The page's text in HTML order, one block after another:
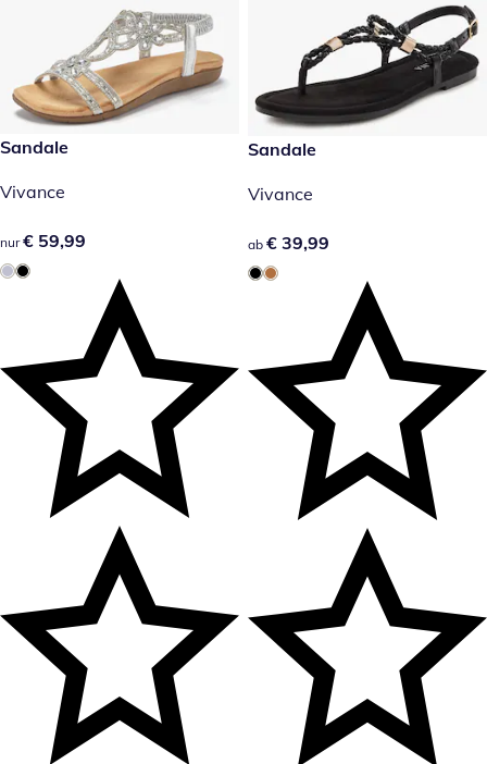
€ 59,99
Sandale
Vivance
€ 59,99
nur € 59,99
€ 39,99
Sandale
Vivance
€ 39,99
ab € 39,99